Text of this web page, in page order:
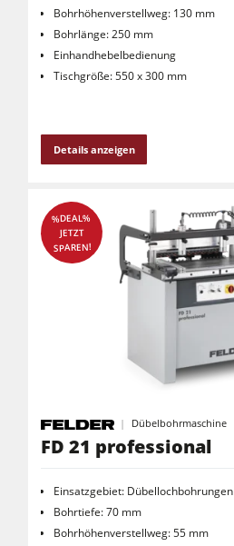
Bohrhöhenverstellweg: 130 mm
Bohrlänge: 250 mm
Einhandhebelbedienung
Tischgröße: 550 x 300 mm
Details anzeigen
%DEAL%
JETZT
SPAREN!
Dübelbohrmaschine
FD 21 professional
Einsatzgebiet: Dübellochbohrungen
Bohrtiefe: 70 mm
Bohrhöhenverstellweg: 55 mm